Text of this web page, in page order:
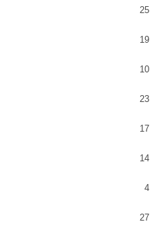
25
19
10
23
17
14
4
27